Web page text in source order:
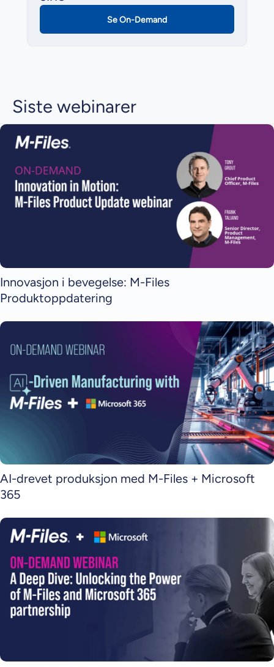
Se On-Demand
Siste webinarer
Innovasjon i bevegelse: M-Files
Produktoppdatering
AI-drevet produksjon med M-Files + Microsoft
365